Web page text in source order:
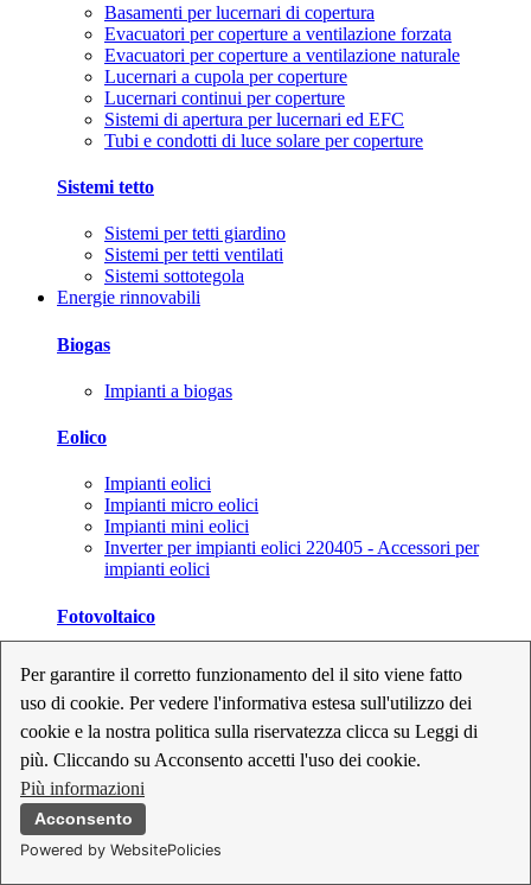
Per garantire il corretto funzionamento del il sito viene fatto
uso di cookie. Per vedere l'informativa estesa sull'utilizzo dei
cookie e la nostra politica sulla riservatezza clicca su Leggi di
più. Cliccando su Acconsento accetti l'uso dei cookie.
Più informazioni
Acconsento
Powered by WebsitePolicies
Basamenti per lucernari di copertura
Evacuatori per coperture a ventilazione forzata
Evacuatori per coperture a ventilazione naturale
Lucernari a cupola per coperture
Lucernari continui per coperture
Sistemi di apertura per lucernari ed EFC
Tubi e condotti di luce solare per coperture
Sistemi tetto
Sistemi per tetti giardino
Sistemi per tetti ventilati
Sistemi sottotegola
Energie rinnovabili
Biogas
Impianti a biogas
Eolico
Impianti eolici
Impianti micro eolici
Impianti mini eolici
Inverter per impianti eolici 220405 - Accessori per
impianti eolici
Fotovoltaico
Inverter per impianti fotovoltaici
Kit per impianti fotovoltaici
Moduli fotovoltaici
Sistemi di monitoraggio per impianti fotovoltaici
Strumenti di collaudo e configurazione per impianti
fotovoltaici
Supporti per impianti fotovoltaici
Geotermia